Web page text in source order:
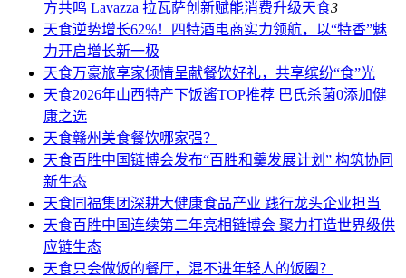
方共鸣 Lavazza 拉瓦萨创新赋能消费升级天食3
天食逆势增长62%！四特酒电商实力领航，以“特香”魅
力开启增长新一极
天食万豪旅享家倾情呈献餐饮好礼，共享缤纷“食”光
天食2026年山西特产下饭酱TOP推荐 巴氏杀菌0添加健
康之选
天食赣州美食餐饮哪家强？
天食百胜中国链博会发布“百胜和羹发展计划” 构筑协同
新生态
天食同福集团深耕大健康食品产业 践行龙头企业担当
天食百胜中国连续第二年亮相链博会 聚力打造世界级供
应链生态
天食只会做饭的餐厅，混不进年轻人的饭圈？